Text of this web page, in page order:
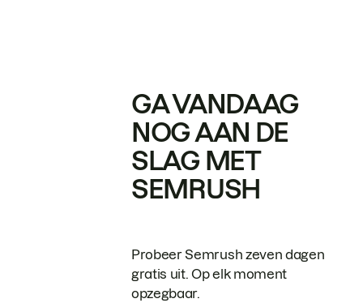
GA VANDAAG
NOG AAN DE
SLAG MET
SEMRUSH
Probeer Semrush zeven dagen
gratis uit. Op elk moment
opzegbaar.